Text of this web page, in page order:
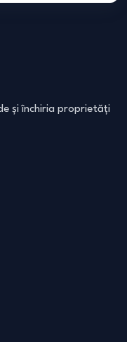
și închiria proprietăți